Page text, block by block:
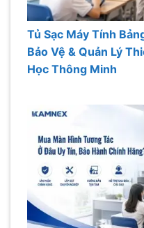
Tủ Sạc Máy Tính
Bảo Vệ & Quản Lý
Học Thông Minh